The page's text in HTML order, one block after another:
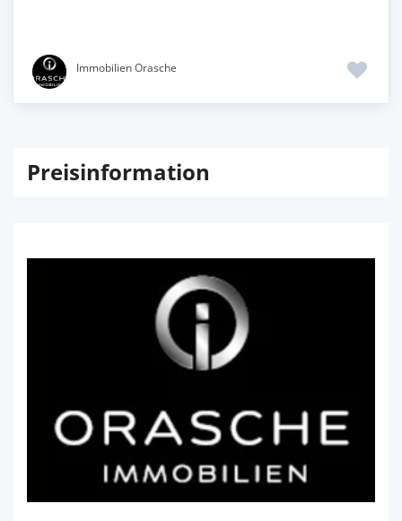
Immobilien Orasche
Preisinformation